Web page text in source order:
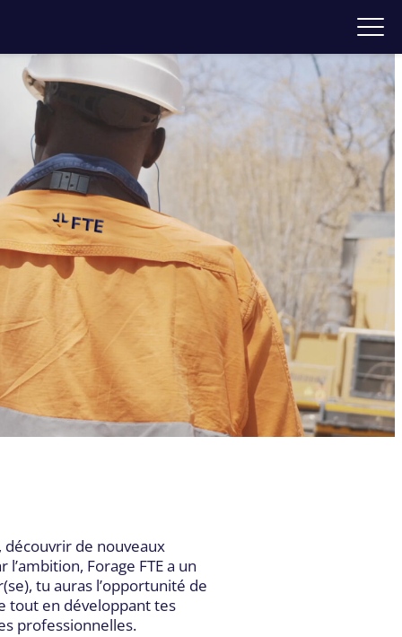
découvrir de nouveaux
Forage FTE a un
tu auras l’opportunité de
tout en développant tes
professionnelles.
819-564-0531
819-566-5552